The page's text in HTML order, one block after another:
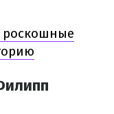
роскошные